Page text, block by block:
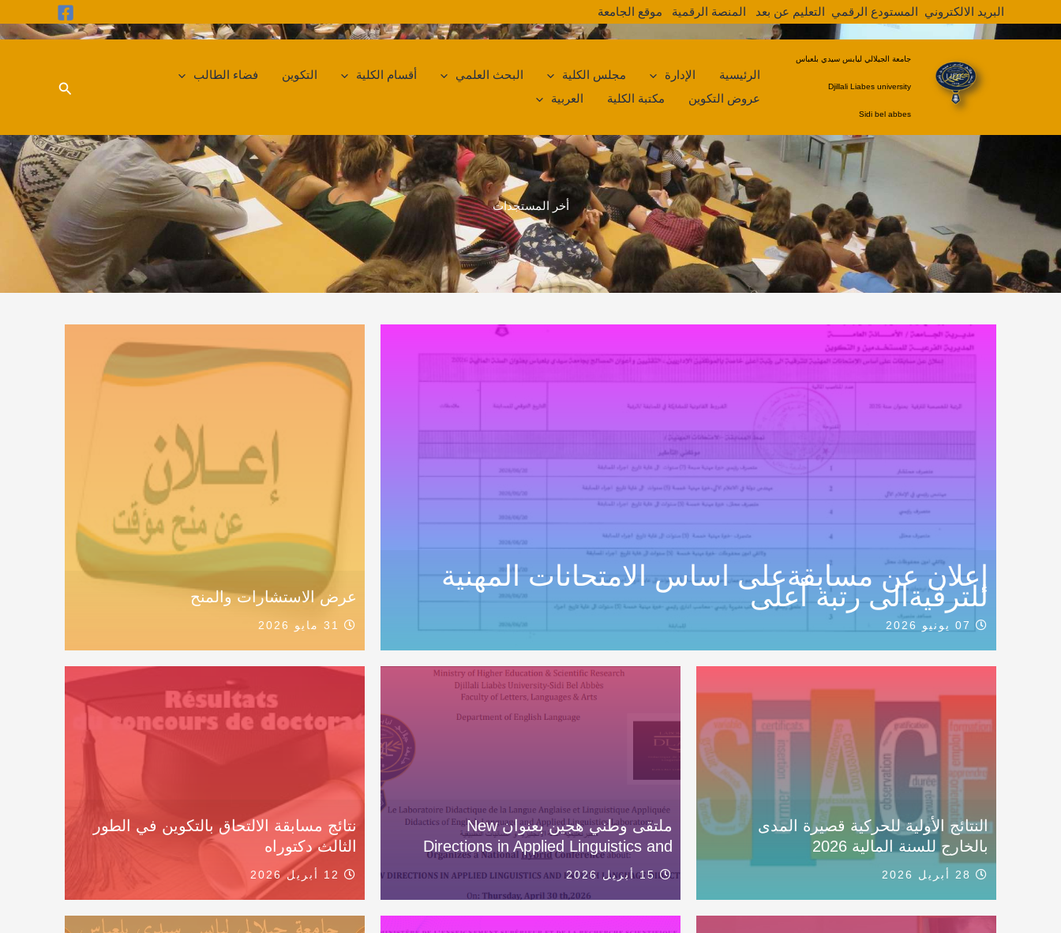
إلى
البريد الالكتروني المستودع الرقمي التعليم عن بعد المنصة الرقمية موقع الجامعة
جامعة الجيلالي ليابس سيدي بلعباس
Djillali Liabes university
Sidi bel abbes
الرئيسية الإدارة مجلس الكلية البحث العلمي أقسام الكلية التكوين
فضاء الطالب
عروض التكوين
مكتبة الكلية العربية
البحث
أخر المستجدات
إعلان عن مسابقةعلى اساس الامتحانات المهنية
للترقيةالى رتبة أعلى عرض الاستشارات والمنح
النتائج الأولية للحركية قصيرة المدى
بالخارج للسنة المالية 2026
ملتقى وطني هجين بعنوان New
Directions in Applied Linguistics and
15 أبريل 2026
نتائج مسابقة الالتحاق بالتكوين في الطور
الثالث دكتوراه